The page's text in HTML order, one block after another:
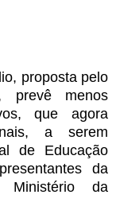
proposta pelo
prevê menos
que agora
a serem
de Educação
da
Ministério da